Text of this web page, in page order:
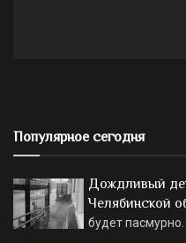
Популярное сегодня
Дождливый
Челябинской
будет пасмурно.